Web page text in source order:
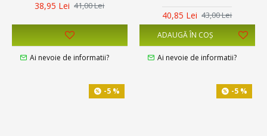
38,95 Lei 41,00 Lei
Ai nevoie de informatii?
40,85 Lei 43,00 Lei
ADAUGĂ ÎN COŞ
Ai nevoie de informatii?
-5 % -5 %